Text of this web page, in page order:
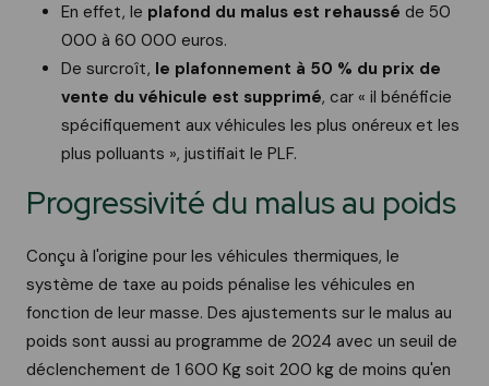
En effet, le plafond du malus est rehaussé de 50
000 à 60 000 euros.
De surcroît, le plafonnement à 50 % du prix de
vente du véhicule est supprimé, car « il bénéficie
spécifiquement aux véhicules les plus onéreux et les
plus polluants », justifiait le PLF.
Progressivité du malus au poids
Conçu à l'origine pour les véhicules thermiques, le
système de taxe au poids pénalise les véhicules en
fonction de leur masse. Des ajustements sur le malus au
poids sont aussi au programme de 2024 avec un seuil de
déclenchement de 1 600 Kg soit 200 kg de moins qu'en